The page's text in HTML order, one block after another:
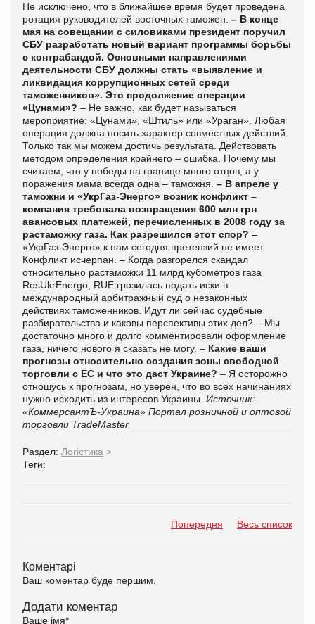
Не исключено, что в ближайшее время будет проведена
ротация руководителей восточных таможен. – В конце
мая на совещании с силовиками президент поручил
СБУ разработать новый вариант программы борьбы
с контрабандой. Основными направлениями
деятельности СБУ должны стать «выявление и
ликвидация коррупционных сетей среди
таможенников». Это продолжение операции
«Цунами»? – Не важно, как будет называться
мероприятие: «Цунами», «Штиль» или «Ураган». Любая
операция должна носить характер совместных действий.
Только так мы можем достичь результата. Действовать
методом определения крайнего – ошибка. Почему мы
считаем, что у победы на границе много отцов, а у
поражения мама всегда одна – таможня. – В апреле у
таможни и «УкрГаз-Энерго» возник конфликт –
компания требовала возвращения 600 млн грн
авансовых платежей, перечисленных в 2008 году за
растаможку газа. Как разрешился этот спор? –
«УкрГаз-Энерго» к нам сегодня претензий не имеет.
Конфликт исчерпан. – Когда разгорелся скандал
относительно растаможки 11 млрд кубометров газа
RosUkrEnergo, RUE грозилась подать иски в
международный арбитражный суд о незаконных
действиях таможенников. Идут ли сейчас судебные
разбирательства и каковы перспективы этих дел? – Мы
достаточно много и долго комментировали оформление
газа, ничего нового я сказать не могу. – Какие ваши
прогнозы относительно создания зоны свободной
торговли с ЕС и что это даст Украине? – Я осторожно
отношусь к прогнозам, но уверен, что во всех начинаниях
нужно исходить из интересов Украины. Источник:
«КоммерсантЪ-Украина» Портал розничной и оптовой
торговли TradeMaster
Раздел: Логістика >
Теги:
Попередня Весь список
Коментарі
Ваш коментар буде першим.
Додати коментар
Ваше імя*